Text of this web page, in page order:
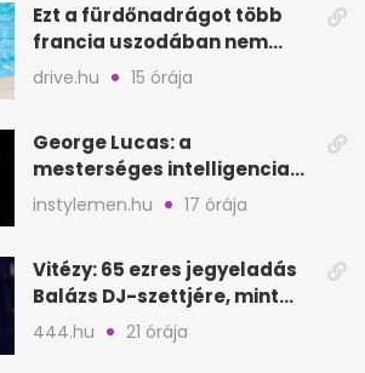
Ezt a fürdőnadrágot több
francia uszodában nem
fogadják el
drive.hu 15 órája
George Lucas: a
mesterséges intelligencia
lehet Hollywood következő
lépése
instylemen.hu 17 órája
Vitézy: 65 ezres jegyeladás
Balázs DJ-szettjére, mint
metró nélküli Puskás-meccs
444.hu 21 órája